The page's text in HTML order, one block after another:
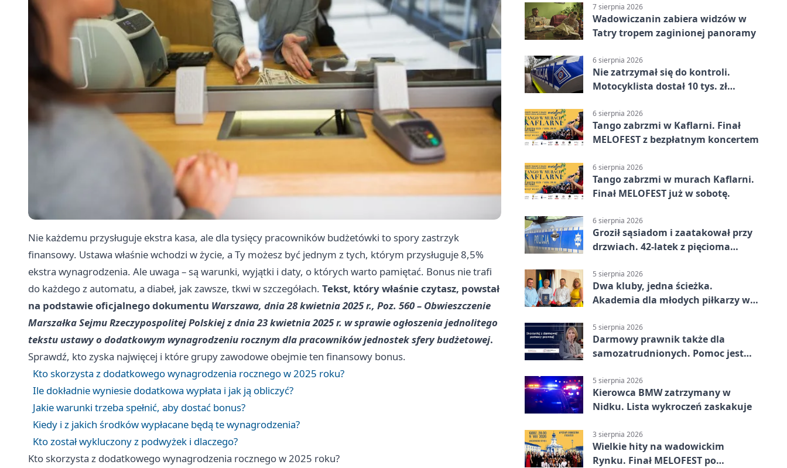
Nie każdemu przysługuje ekstra kasa, ale dla tysięcy pracowników budżetówki to spory zastrzyk
finansowy. Ustawa właśnie wchodzi w życie, a Ty możesz być jednym z tych, którym przysługuje 8,5%
ekstra wynagrodzenia. Ale uwaga – są warunki, wyjątki i daty, o których warto pamiętać. Bonus nie trafi
do każdego z automatu, a diabeł, jak zawsze, tkwi w szczegółach. Tekst, który właśnie czytasz, powstał
na podstawie oficjalnego dokumentu Warszawa, dnia 28 kwietnia 2025 r., Poz. 560 – Obwieszczenie
Marszałka Sejmu Rzeczypospolitej Polskiej z dnia 23 kwietnia 2025 r. w sprawie ogłoszenia jednolitego
tekstu ustawy o dodatkowym wynagrodzeniu rocznym dla pracowników jednostek sfery budżetowej.
Sprawdź, kto zyska najwięcej i które grupy zawodowe obejmie ten finansowy bonus.
Kto skorzysta z dodatkowego wynagrodzenia rocznego w 2025 roku?
Ile dokładnie wyniesie dodatkowa wypłata i jak ją obliczyć?
Jakie warunki trzeba spełnić, aby dostać bonus?
Kiedy i z jakich środków wypłacane będą te wynagrodzenia?
Kto został wykluczony z podwyżek i dlaczego?
Kto skorzysta z dodatkowego wynagrodzenia rocznego w 2025 roku?
7 sierpnia 2026
Wadowiczanin zabiera widzów w
Tatry tropem zaginionej panoramy
6 sierpnia 2026
Nie zatrzymał się do kontroli.
Motocyklista dostał 10 tys. zł
6 sierpnia 2026
Tango zabrzmi w Kaflarni. Finał
MELOFEST z bezpłatnym koncertem
6 sierpnia 2026
Tango zabrzmi w murach Kaflarni.
Finał MELOFEST już w sobotę.
6 sierpnia 2026
Groził sąsiadom i zaatakował przy
drzwiach. 42-latek z pięcioma
5 sierpnia 2026
Dwa kluby, jedna ścieżka.
Akademia dla młodych piłkarzy w
5 sierpnia 2026
Darmowy prawnik także dla
samozatrudnionych. Pomoc jest
5 sierpnia 2026
Kierowca BMW zatrzymany w
Nidku. Lista wykroczeń zaskakuje
3 sierpnia 2026
Wielkie hity na wadowickim
Rynku. Finał MELOFEST po